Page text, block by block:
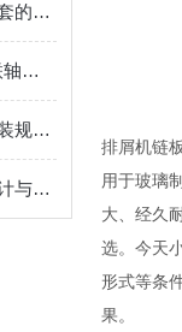
如何延长防尘液压立柱保护套的使用寿命？
2026年大扭矩/耐高温精密联轴器定制找哪家？能实现精准定制的优质厂家盘点
煤矿用液压立柱保护套的安装规范与使用寿命提升方案
液压支架立柱防尘罩结构设计与密封防护原理
排屑机链
用于玻璃
大、经久
选。今天
形式等条
果。